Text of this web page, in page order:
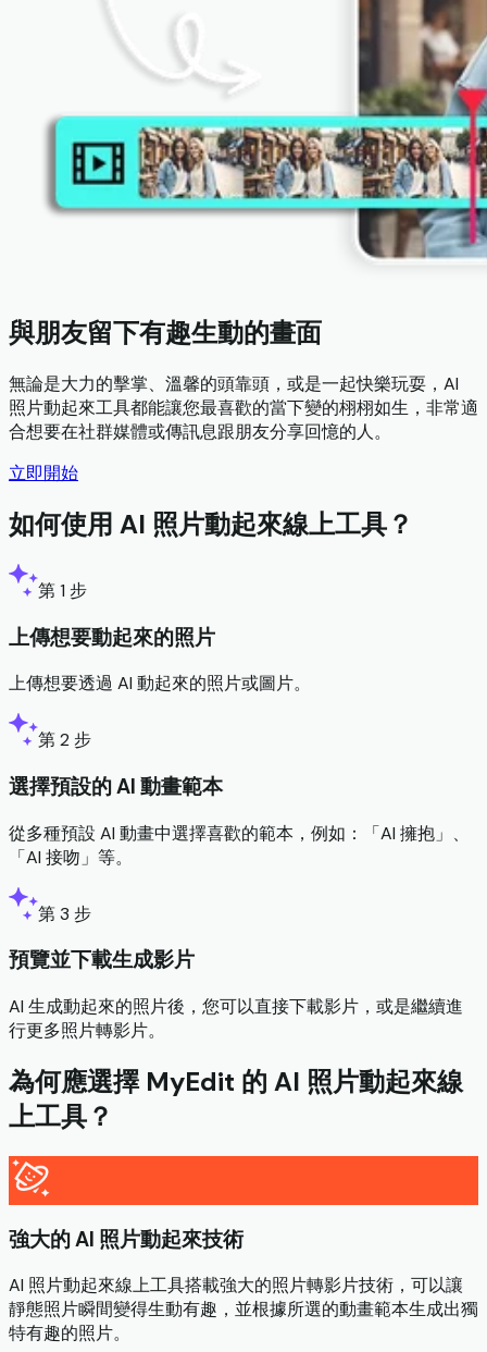
與朋友留下有趣生動的畫面
無論是大力的擊掌、溫馨的頭靠頭，或是一起快樂玩耍，AI
照片動起來工具都能讓您最喜歡的當下變的栩栩如生，非常適
合想要在社群媒體或傳訊息跟朋友分享回憶的人。
立即開始
如何使用 AI 照片動起來線上工具？
第 1 步
上傳想要動起來的照片
上傳想要透過 AI 動起來的照片或圖片。
第 2 步
選擇預設的 AI 動畫範本
從多種預設 AI 動畫中選擇喜歡的範本，例如：「AI 擁抱」、
「AI 接吻」等。
第 3 步
預覽並下載生成影片
AI 生成動起來的照片後，您可以直接下載影片，或是繼續進
行更多照片轉影片。
為何應選擇 MyEdit 的 AI 照片動起來線
上工具？
強大的 AI 照片動起來技術
AI 照片動起來線上工具搭載強大的照片轉影片技術，可以讓
靜態照片瞬間變得生動有趣，並根據所選的動畫範本生成出獨
特有趣的照片。